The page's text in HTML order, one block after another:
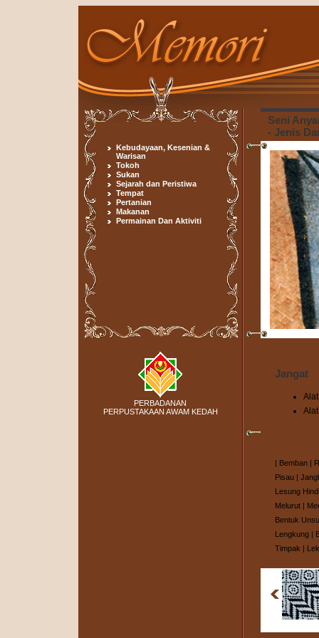
Kebudayaan, Kesenian &
Warisan
Tokoh
Sukan
Sejarah dan Peristiwa
Tempat
Pertanian
Makanan
Permainan Dan Aktiviti
PERBADANAN
PERPUSTAKAAN AWAM KEDAH
Seni
- Jenis
Jangat
| Bemban |
Pisau |
Lesung
Melurut |
Bentuk
Lengkung |
Timpak |